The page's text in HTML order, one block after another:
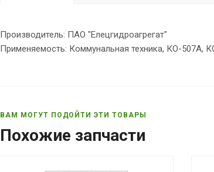
Производитель: ПАО "Елецгидроагрегат"
Применяемость: Коммунальная техника, КО-
ВАМ МОГУТ ПОДОЙТИ ЭТИ ТОВАРЫ
Похожие запчасти